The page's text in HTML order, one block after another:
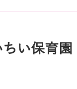
ちい保育